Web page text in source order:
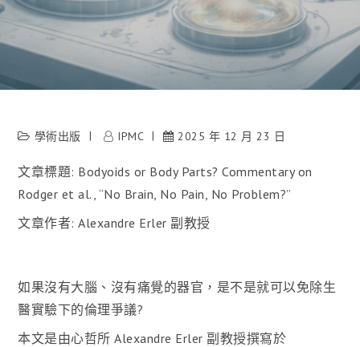
學術出版 IPMC 2025 年 12 月 23 日
文章標題: Bodyoids or Body Parts? Commentary on
Rodger et al., “No Brain, No Pain, No Problem?”
文章作者: Alexandre Erler 副教授
如果沒有大腦、沒有痛覺的器官，是不是就可以免除生
醫實驗下的倫理爭議?
本文是由心哲所 Alexandre Erler 副教授撰寫於